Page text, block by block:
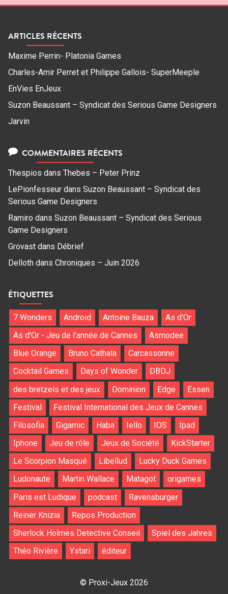
ARTICLES RÉCENTS
Maxime Perrin- Platonia Games
Charles-Amir Perret et Philippe Gallois- SuperMeeple
EnVies EnJeux
Suzon Beaussant – Syndicat des Serious Game Designers
Jarvin
COMMENTAIRES RÉCENTS
Thespios dans Thebes – Peter Prinz
LePionfesseur dans Suzon Beaussant – Syndicat des
Serious Game Designers
Ramiro dans Suzon Beaussant – Syndicat des Serious
Game Designers
Grovast dans Débrief
Delloth dans Chroniques – Juin 2026
ÉTIQUETTES
7 Wonders Android Antoine Bauza
As d'Or
As d'Or - Jeu de l'année de Cannes
Asmodee
Blue Orange
Bruno Cathala
Carcassonne
Cocktail Games
Days of Wonder
DBDJ
des bretzels et des jeux
Dominion Edge
Essen
Festival
Festival International des Jeux de Cannes
Filosofia
Gigamic Haba Iello IOS
Ipad
Iphone
Jeu de rôle Jeux de Société
KickStarter
Le Scorpion Masqué
Libellud
Lucky Duck Games
Ludonaute
Martin Wallace Matagot
origames
Paris est Ludique
podcast
Ravensburger
Reiner Knizia
Repos Production
Sherlock Holmes Detective Conseil
Spiel des Jahres
Théo Rivière
Ystari éditeur
© Proxi-Jeux 2026